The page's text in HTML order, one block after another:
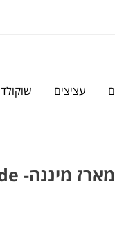
עציצים שוקולד
מארז מיננה- Little Miracle Inside